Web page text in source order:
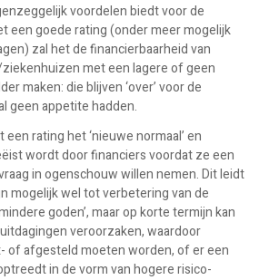
voordelen biedt voor de
een goede rating (onder meer mogelijk
zal het de financierbaarheid van
met een lagere of geen
maken: die blijven ‘over’ voor de
geen appetite hadden.
een rating het ‘nieuwe normaal’ en
wordt door financiers voordat ze een
in ogenschouw willen nemen. Dit leidt
mogelijk wel tot verbetering van de
goden’, maar op korte termijn kan
veroorzaken, waardoor
of afgesteld moeten worden, of er een
in de vorm van hogere risico-